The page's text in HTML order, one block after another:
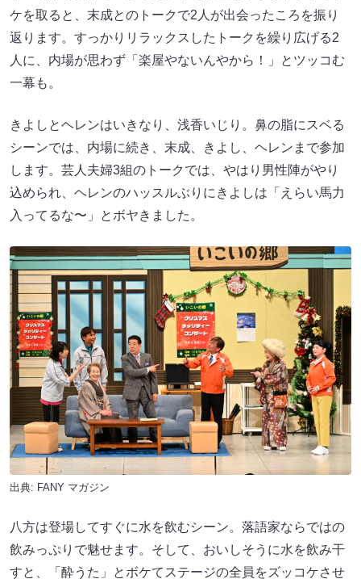
ケを取ると、末成とのトークで2人が出会ったころを振り
返ります。すっかりリラックスしたトークを繰り広げる2
人に、内場が思わず「楽屋やないんやから！」とツッコむ
一幕も。
きよしとヘレンはいきなり、浅香いじり。鼻の脂にスベる
シーンでは、内場に続き、末成、きよし、ヘレンまで参加
します。芸人夫婦3組のトークでは、やはり男性陣がやり
込められ、ヘレンのハッスルぶりにきよしは「えらい馬力
入ってるな〜」とボヤきました。
出典: FANY マガジン
八方は登場してすぐに水を飲むシーン。落語家ならではの
飲みっぷりで魅せます。そして、おいしそうに水を飲み干
すと、「酔うた」とボケてステージの全員をズッコケさせ